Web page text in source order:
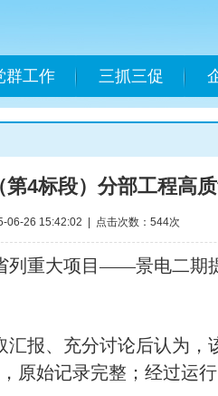
群工作 三抓三促
4标段）分部工程高
06-26 15:42:02 | 点击次数：544次
列重大项目——景电二期
报、充分讨论后认为，
原始记录完整；经过运